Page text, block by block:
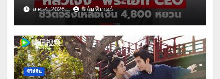
ส.ค. 4, 2026 ฟิล์มฟีเวอร์
ซีรีส์จีน